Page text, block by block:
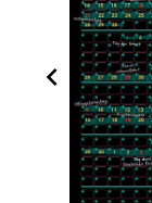
chevron_left